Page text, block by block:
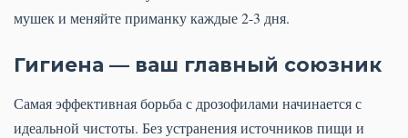
мушек и меняйте приманку каждые 2-3 дня.
Гигиена — ваш главный союзник
Самая эффективная борьба с дрозофилами начинается с
идеальной чистоты. Без устранения источников пищи и